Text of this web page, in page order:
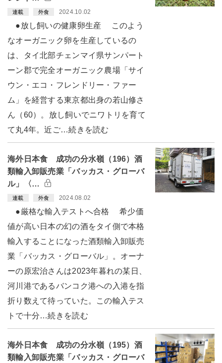
連載 外食 2024.10.02
●放し飼いの健康卵生産 このよう
なオーガニック卵を生産しているの
は、タイ北部チェンマイ県サンパート
ーン郡で完全オーガニック農場「サイ
ウン・エコ・フレンドリー・ファー
ム」を経営する東京都出身の若山修さ
ん（60）。放し飼いでニワトリを育て
て丸4年。近ご…続きを読む
海外日本食 成功の分水嶺（196）酒
類輸入卸販売業「バッカス・グローバ
ル」〈…
連載 外食 2024.08.02
●厳格な輸入テストへ合格 希少価
値が高い日本の幻の酒をタイ側で本格
輸入することになった酒類輸入卸販売
業「バッカス・グローバル」。オーナ
ーの原宏治さんは2023年暮れの某日、
河川港であるバンコク港への入港を指
折り数えて待っていた。この輸入テス
トで十分…続きを読む
海外日本食 成功の分水嶺（195）酒
類輸入卸販売業「バッカス・グローバ